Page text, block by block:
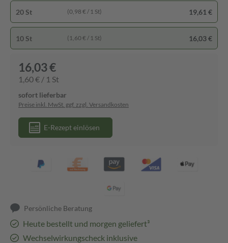
20 St (0,98 € / 1 St) 19,61 €
10 St (1,60 € / 1 St) 16,03 €
16,03 €
1,60 € / 1 St
sofort lieferbar
Preise inkl. MwSt. ggf. zzgl. Versandkosten
E-Rezept einlösen
Persönliche Beratung
Heute bestellt und morgen geliefert³
Wechselwirkungscheck inklusive